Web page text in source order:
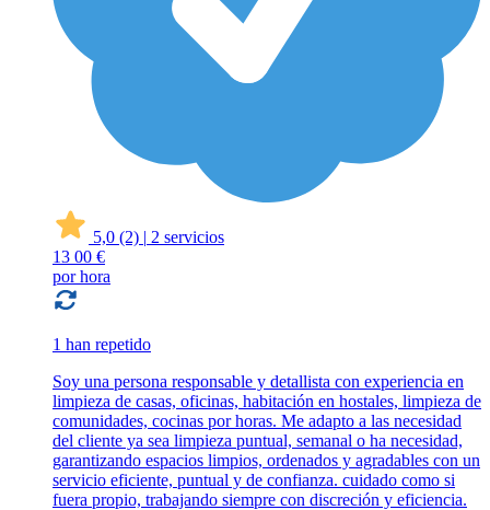
5,0 (2) | 2 servicios
13 00 €
por hora
1 han repetido
Soy una persona responsable y detallista con experiencia en
limpieza de casas, oficinas, habitación en hostales, limpieza de
comunidades, cocinas por horas. Me adapto a las necesidad
del cliente ya sea limpieza puntual, semanal o ha necesidad,
garantizando espacios limpios, ordenados y agradables con un
servicio eficiente, puntual y de confianza. cuidado como si
fuera propio, trabajando siempre con discreción y eficiencia.